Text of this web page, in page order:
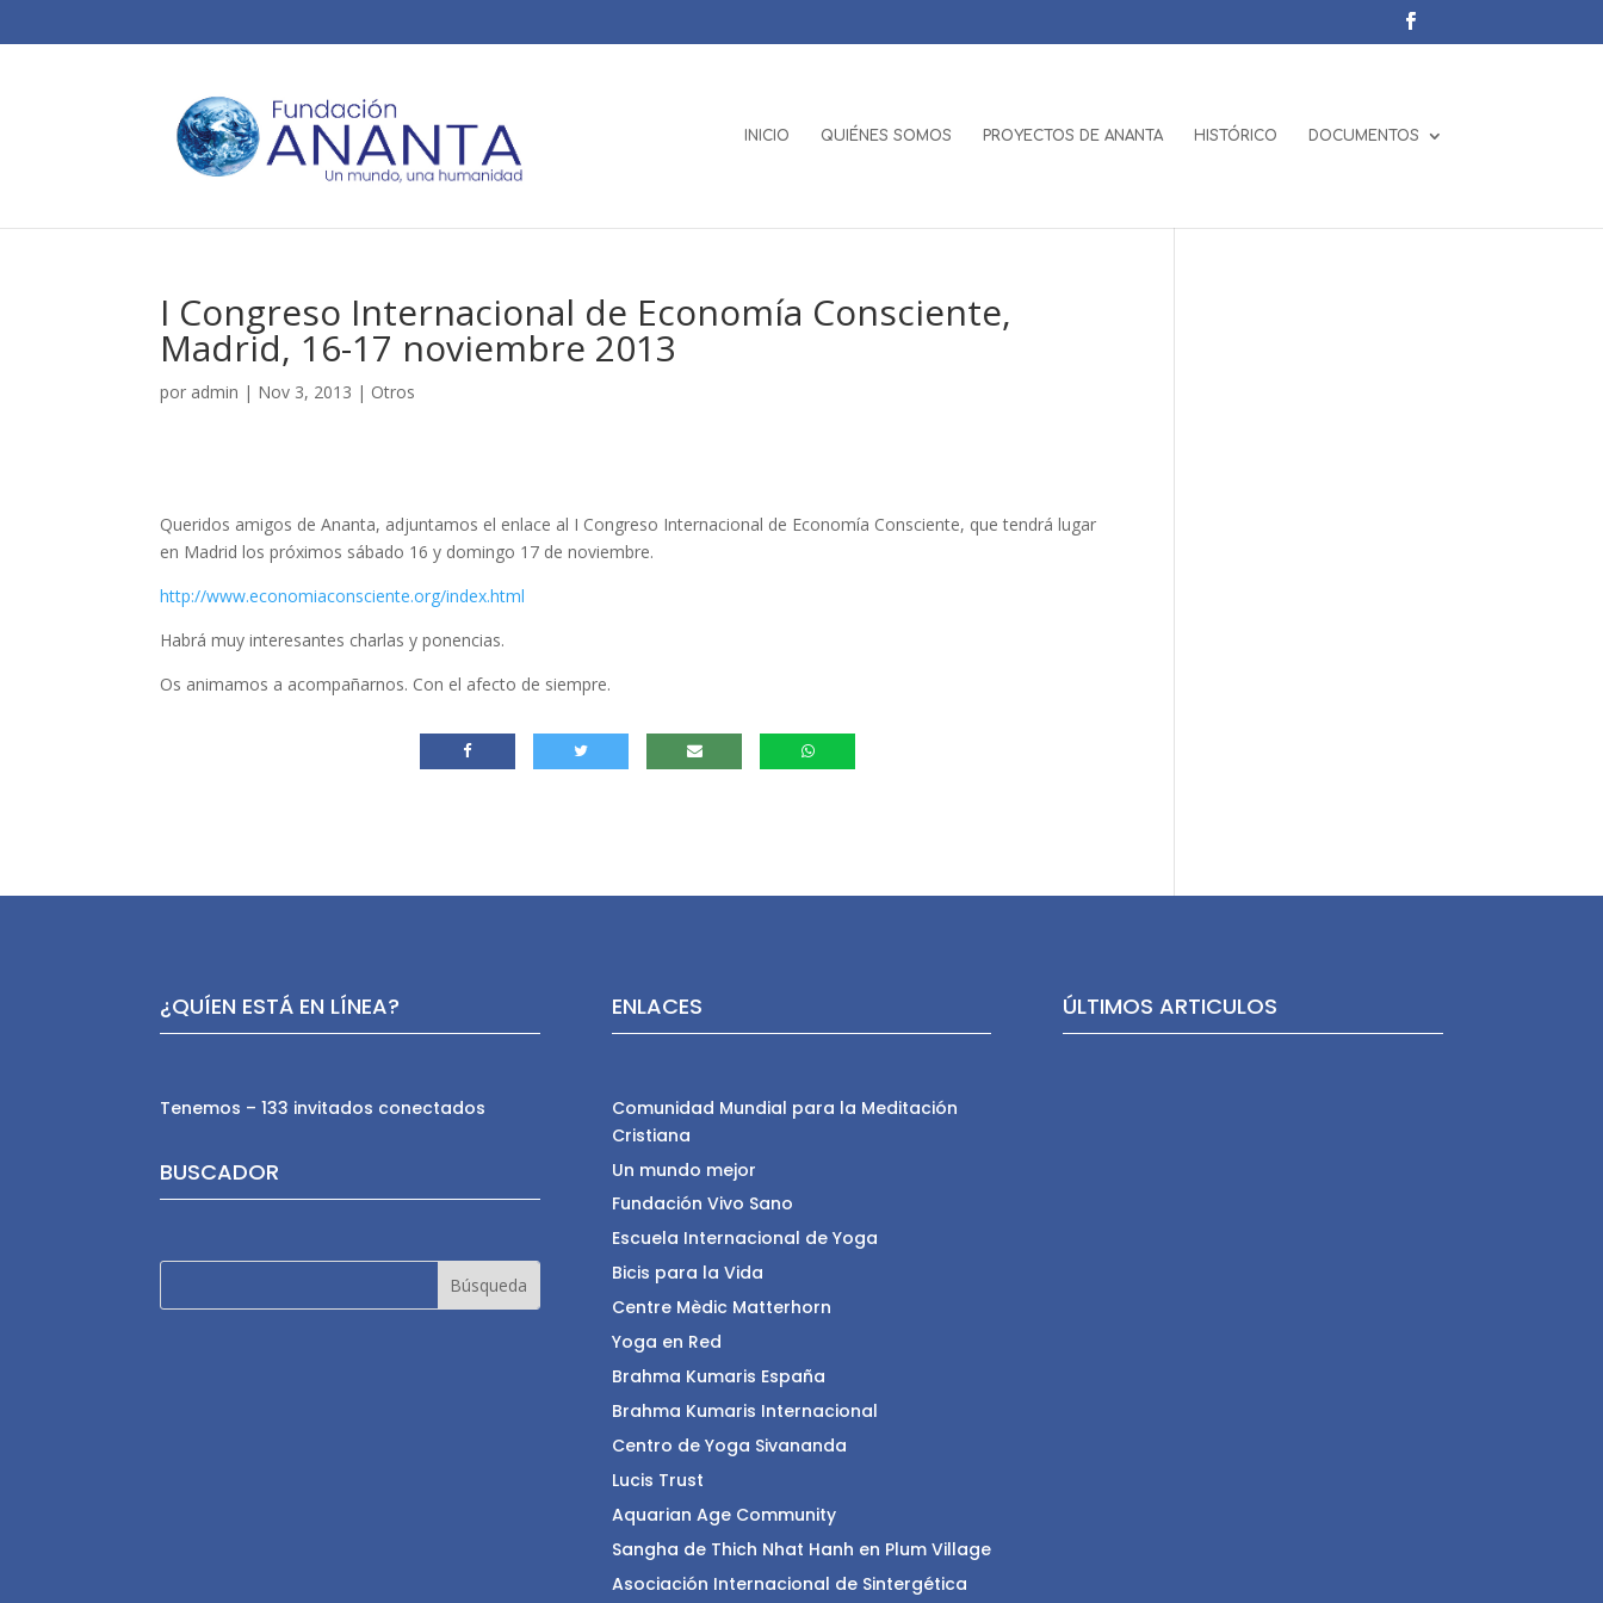
INICIO QUIÉNES SOMOS PROYECTOS DE ANANTA HISTÓRICO DOCUMENTOS
I Congreso Internacional de Economía Consciente,
Madrid, 16-17 noviembre 2013
por admin | Nov 3, 2013 | Otros
Queridos amigos de Ananta, adjuntamos el enlace al I Congreso Internacional de Economía Consciente, que tendrá lugar
en Madrid los próximos sábado 16 y domingo 17 de noviembre.
http://www.economiaconsciente.org/index.html
Habrá muy interesantes charlas y ponencias.
Os animamos a acompañarnos. Con el afecto de siempre.
¿QUÍEN ESTÁ EN LÍNEA?
Tenemos – 133 invitados conectados
BUSCADOR
ENLACES
Comunidad Mundial para la Meditación
Cristiana
Un mundo mejor
Fundación Vivo Sano
Escuela Internacional de Yoga
Bicis para la Vida
Centre Mèdic Matterhorn
Yoga en Red
Brahma Kumaris España
Brahma Kumaris Internacional
Centro de Yoga Sivananda
Lucis Trust
Aquarian Age Community
Sangha de Thich Nhat Hanh en Plum Village
Asociación Internacional de Sintergética
ÚLTIMOS ARTICULOS